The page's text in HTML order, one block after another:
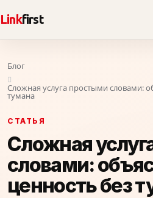
Linkfirst
Блог
Сложная услуга простыми словами:
тумана
СТАТЬЯ
Сложная
словами:
ценность без